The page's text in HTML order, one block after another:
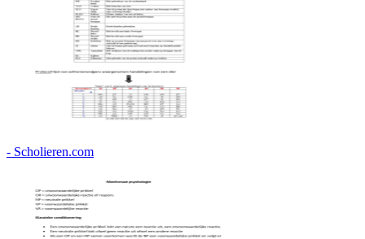
- Scholieren.com